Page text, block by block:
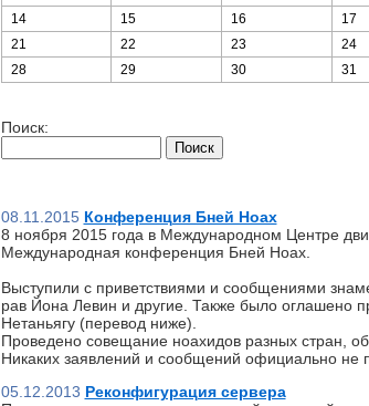
14
15 16 17
21
22 23 24
28
29 30 31
Поиск:
08.11.2015 Конференция Бней Ноах
8 ноября 2015 года в Международном Центре
Международная конференция Бней Ноах.
Выступили с приветствиями и сообщениями
рав Йона Левин и другие. Также было оглашено
Нетаньягу (перевод ниже).
Проведено совещание ноахидов разных стран,
Никаких заявлений и сообщений официально не
05.12.2013 Реконфигурация сервера